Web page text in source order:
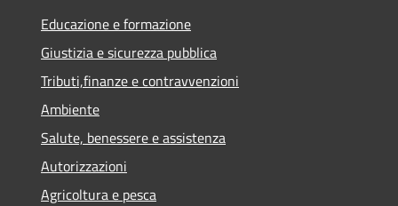
Educazione e formazione
Giustizia e sicurezza pubblica
Tributi,finanze e contravvenzioni
Ambiente
Salute, benessere e assistenza
Autorizzazioni
Agricoltura e pesca